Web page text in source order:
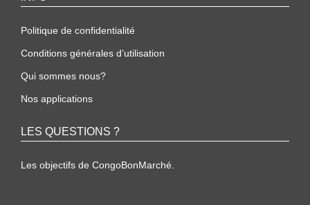
Politique de confidentialité
Conditions générales d’utilisation
Qui sommes nous?
Nos applications
LES QUESTIONS ?
Les objectifs de CongoBonMarché.